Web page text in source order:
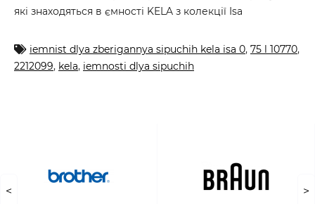
які знаходяться в ємності KELA з колекції Isа
iemnist dlya zberigannya sipuchih kela isa 0, 75 l 10770,
2212099, kela, iemnosti dlya sipuchih
< >